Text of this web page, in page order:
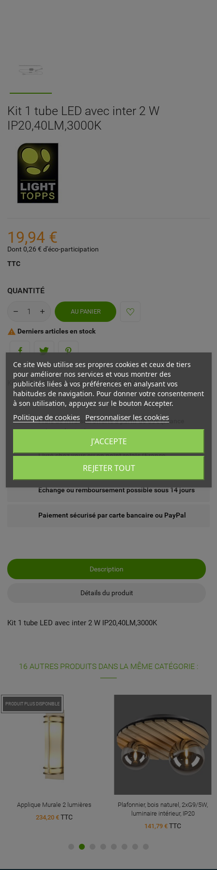
Kit 1 tube LED avec inter 2 W
IP20,40LM,3000K
19,94 €
Dont 0,26 € d'éco-participation
TTC
QUANTITÉ
AU PANIER
 Derniers articles en stock
Kit 1 tube LED avec inter 2 W IP20,40LM,3000K
Frais de livraison offerts à partir de 69€ (France
métropolitaine)
Livré chez vous ou en point relais (France
métropolitaine)
Echange ou remboursement possible sous 14 jours
Paiement sécurisé par carte bancaire ou PayPal
Description
Détails du produit
Kit 1 tube LED avec inter 2 W IP20,40LM,3000K
16 AUTRES PRODUITS DANS LA MÊME CATÉGORIE :
PROMO !
PRODUIT PLUS DISPONIBLE
Applique Murale 2 lumières
234,20 € TTC
Plafonnier, bois naturel, 2xG9/5W,
luminaire intérieur, IP20
141,79 € TTC
Ce site Web utilise ses propres cookies et ceux de tiers
pour améliorer nos services et vous montrer des
publicités liées à vos préférences en analysant vos
habitudes de navigation. Pour donner votre consentement
à son utilisation, appuyez sur le bouton Accepter.
Politique de cookies Personnaliser les cookies
REJETER TOUT
J'ACCEPTE